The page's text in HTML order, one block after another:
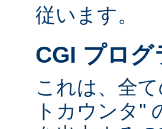
従います。
CGI プログ
これは、全
トカウンタ''